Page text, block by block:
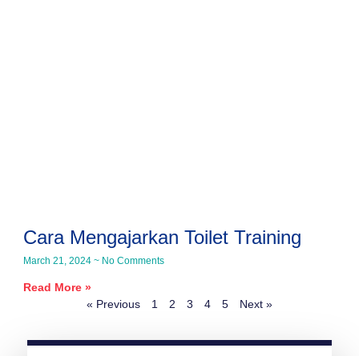
Cara Mengajarkan Toilet Training
March 21, 2024 No Comments
Read More »
« Previous
1 2 3 4 5 Next »